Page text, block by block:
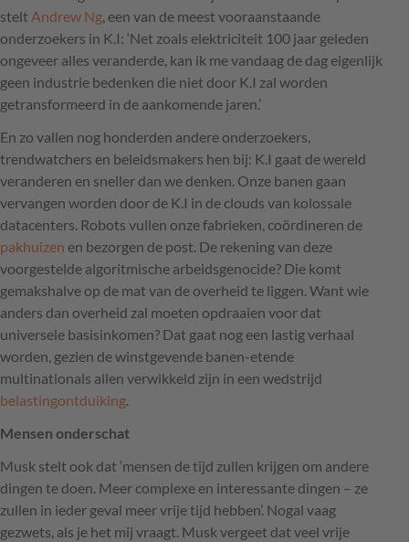
stelt Andrew Ng, een van de meest vooraanstaande
onderzoekers in K.I: ‘Net zoals elektriciteit 100 jaar geleden
ongeveer alles veranderde, kan ik me vandaag de dag eigenlijk
geen industrie bedenken die niet door K.I zal worden
getransformeerd in de aankomende jaren.’
En zo vallen nog honderden andere onderzoekers,
trendwatchers en beleidsmakers hen bij: K.I gaat de wereld
veranderen en sneller dan we denken. Onze banen gaan
vervangen worden door de K.I in de clouds van kolossale
datacenters. Robots vullen onze fabrieken, coördineren de
pakhuizen en bezorgen de post. De rekening van deze
voorgestelde algoritmische arbeidsgenocide? Die komt
gemakshalve op de mat van de overheid te liggen. Want wie
anders dan overheid zal moeten opdraaien voor dat
universele basisinkomen? Dat gaat nog een lastig verhaal
worden, gezien de winstgevende banen-etende
multinationals allen verwikkeld zijn in een wedstrijd
belastingontduiking.
Mensen onderschat
Musk stelt ook dat ‘mensen de tijd zullen krijgen om andere
dingen te doen. Meer complexe en interessante dingen – ze
zullen in ieder geval meer vrije tijd hebben’. Nogal vaag
gezwets, als je het mij vraagt. Musk vergeet dat veel vrije